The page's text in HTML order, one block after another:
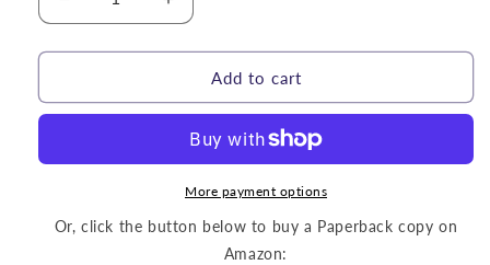
Decrease
quantity
for
y
Sopas
letras
de
Increase
quantity
for
Rompecabezas
y
Sopas
de
letras
de
Add to cart
More payment options
Or, click the button below to buy a Paperback copy on
Amazon: